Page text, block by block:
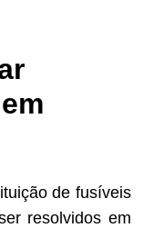
de fusíveis
resolvidos em